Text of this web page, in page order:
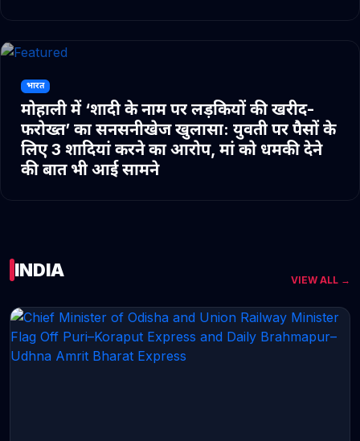
भारत
मोहाली में ‘शादी के नाम पर लड़कियों की खरीद-
फरोख्त’ का सनसनीखेज खुलासा: युवती पर पैसों के
लिए 3 शादियां करने का आरोप, मां को धमकी देने
की बात भी आई सामने
INDIA VIEW ALL →